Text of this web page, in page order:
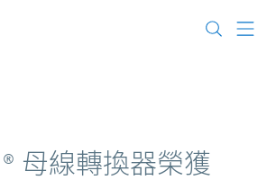
線轉換器榮獲 2026 年
母線轉換器榮獲